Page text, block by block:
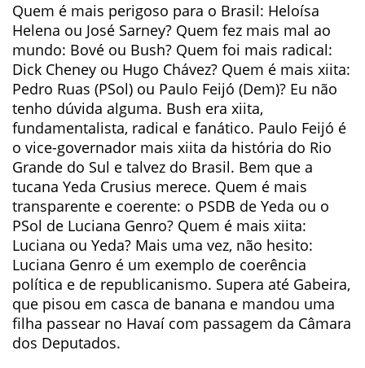
Quem é mais perigoso para o Brasil: Heloísa
Helena ou José Sarney? Quem fez mais mal ao
mundo: Bové ou Bush? Quem foi mais radical:
Dick Cheney ou Hugo Chávez? Quem é mais xiita:
Pedro Ruas (PSol) ou Paulo Feijó (Dem)? Eu não
tenho dúvida alguma. Bush era xiita,
fundamentalista, radical e fanático. Paulo Feijó é
o vice-governador mais xiita da história do Rio
Grande do Sul e talvez do Brasil. Bem que a
tucana Yeda Crusius merece. Quem é mais
transparente e coerente: o PSDB de Yeda ou o
PSol de Luciana Genro? Quem é mais xiita:
Luciana ou Yeda? Mais uma vez, não hesito:
Luciana Genro é um exemplo de coerência
política e de republicanismo. Supera até Gabeira,
que pisou em casca de banana e mandou uma
filha passear no Havaí com passagem da Câmara
dos Deputados.